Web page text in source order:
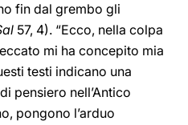
fin dal grembo gli
57, 4). “Ecco, nella colpa
mi ha concepito mia
testi indicano una
pensiero nell’Antico
pongono l’arduo